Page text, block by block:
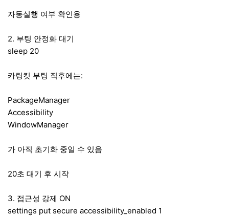
자동실행 여부 확인용
2. 부팅 안정화 대기
sleep 20
카링킷 부팅 직후에는:
PackageManager
Accessibility
WindowManager
가 아직 초기화 중일 수 있음
20초 대기 후 시작
3. 접근성 강제 ON
settings put secure accessibility_enabled 1